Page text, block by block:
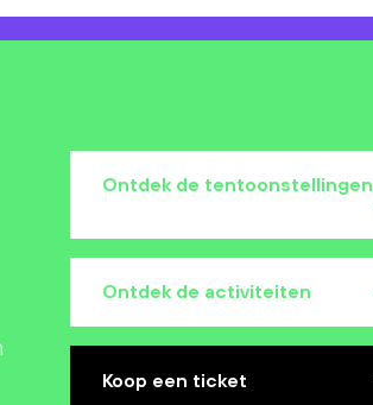
Ontdek de tentoonstellingen
Ontdek de activiteiten
Koop een ticket